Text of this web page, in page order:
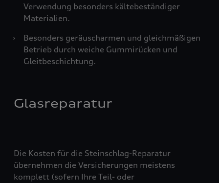
Verwendung besonders kältebeständiger
Materialien.
›
Besonders geräuscharmen und gleichmäßigen
Betrieb durch weiche Gummirücken und
Gleitbeschichtung.
Glasreparatur
Die Kosten für die Steinschlag-Reparatur
übernehmen die Versicherungen meistens
komplett (sofern Ihre Teil- oder